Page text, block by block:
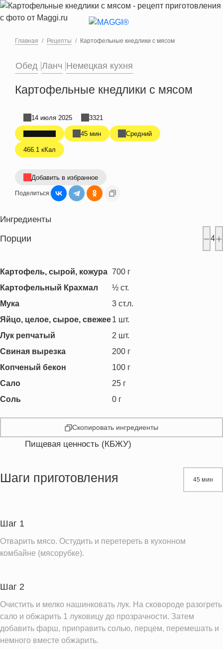
Перейти к основному содержанию
Главная Рецепты Картофельные кнедлики с мясом
Обед Ланч Немецкая кухня
Картофельные кнедлики с мясом
45 мин Средний
466.1 кКал
14 июля 2025 3321
Добавить в избранное
Поделиться:
Ингредиенты
Порции 4
Картофель, сырой, кожура 700 г
Картофельный Крахмал
½ ст.
Мука
3 ст.л.
Яйцо, целое, сырое, свежее1 шт.
Лук репчатый
2 шт.
Свиная вырезка
200 г
Копченый бекон
100 г
Сало
25 г
Соль
0 г
Скопировать ингредиенты
Пищевая ценность (КБЖУ)
Жиры
Пищевые волокна
Натрий
Насыщенные жиры
Шаги приготовления 45 мин
Шаг 1
Отварить мясо. Остудить и перетереть в кухонном
комбайне (мясорубке).
Шаг 2
Очистить и мелко нашинковать лук. На сковороде разогреть
сало и обжарить 1 луковицу до прозрачности. Затем
добавить фарш, приправить солью, перцем, перемешать и
немного вместе обжарить.